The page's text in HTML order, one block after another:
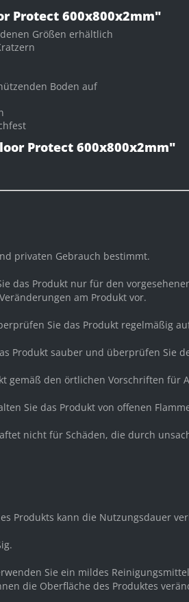
Protect 600x800x2mm"
Größen erhältlich
Boden auf
Protect 600x800x2mm"
privaten Gebrauch bestimmt.
das Produkt nur für den
am Produkt vor.
Sie das Produkt regelmäßig
Produkt sauber und überprüfen Sie
gemäß den örtlichen Vorschriften
Sie das Produkt von offenen
nicht für Schäden, die durch
Produkts kann die Nutzungsdauer
Sie ein mildes
die Oberfläche des Produktes